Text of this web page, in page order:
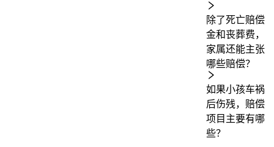
除了死亡赔偿
金和丧葬费，
家属还能主张
哪些赔偿？
如果小孩车祸
后伤残，赔偿
项目主要有哪
些？